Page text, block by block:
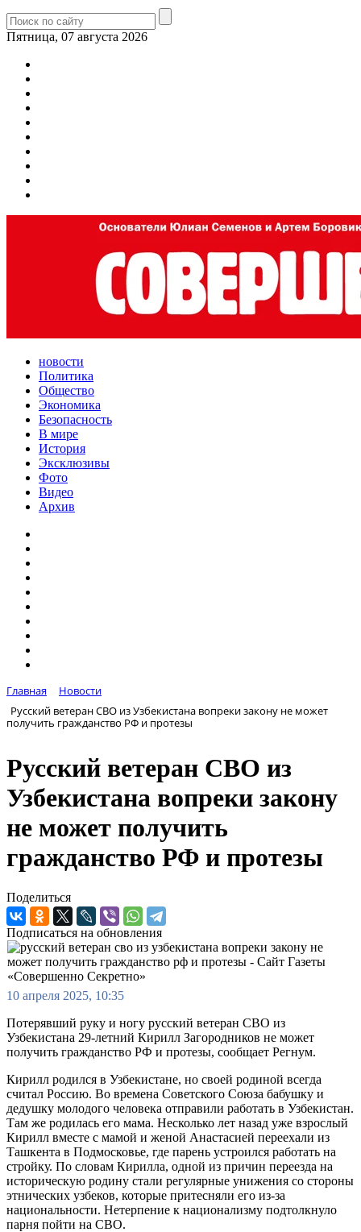
Пятница, 07 августа 2026
новости
Политика
Общество
Экономика
Безопасность
В мире
История
Эксклюзивы
Фото
Видео
Архив
Главная
Новости
Русский ветеран СВО из Узбекистана вопреки закону не может
получить гражданство РФ и протезы
Русский ветеран СВО из
Узбекистана вопреки закону
не может получить
гражданство РФ и протезы
Поделиться
Подписаться на обновления
10 апреля 2025, 10:35
Потерявший руку и ногу русский ветеран СВО из
Узбекистана 29-летний Кирилл Загородников не может
получить гражданство РФ и протезы, сообщает Регнум.
Кирилл родился в Узбекистане, но своей родиной всегда
считал Россию. Во времена Советского Союза бабушку и
дедушку молодого человека отправили работать в Узбекистан.
Там же родилась его мама. Несколько лет назад уже взрослый
Кирилл вместе с мамой и женой Анастасией переехали из
Ташкента в Подмосковье, где парень устроился работать на
стройку. По словам Кирилла, одной из причин переезда на
историческую родину стали регулярные унижения со стороны
этнических узбеков, которые притесняли его из-за
национальности. Нетерпение к национализму подтолкнуло
парня пойти на СВО.